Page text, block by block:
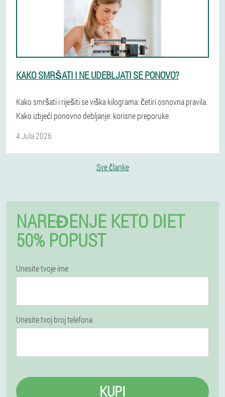
KAKO SMRŠATI I NE UDEBLJATI SE PONOVO?
Kako smršati i riješiti se viška kilograma: četiri osnovna pravila.
Kako izbjeći ponovno debljanje: korisne preporuke.
4 Jula 2026
Sve članke
NAREĐENJE KETO DIET
50% POPUST
Unesite tvoje ime
Unesite tvoj broj telefona
KUPI